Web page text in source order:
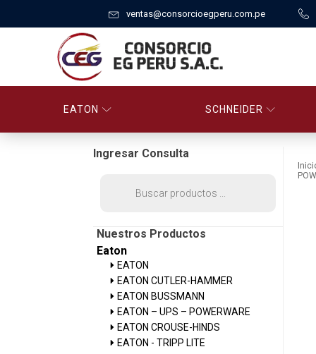
ventas@consorcioegperu.com.pe
EATON SCHNEIDER
Ingresar Consulta
Nuestros Productos
Eaton
EATON
EATON CUTLER-HAMMER
EATON BUSSMANN
EATON – UPS – POWERWARE
EATON CROUSE-HINDS
EATON - TRIPP LITE